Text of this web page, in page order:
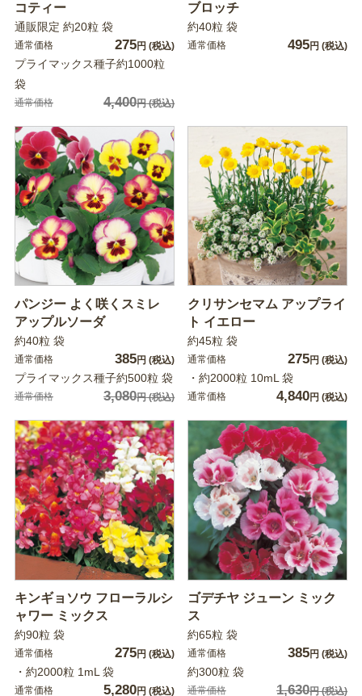
コティー
通販限定 約20粒 袋
通常価格 275円 (税込)
プライマックス種子約1000粒
袋
通常価格 4,400円(税込)
ブロッチ
約40粒 袋
通常価格 495円 (税込)
パンジー よく咲くスミレ
アップルソーダ
約40粒 袋
通常価格 385円 (税込)
プライマックス種子約500粒 袋
通常価格 3,080円(税込)
クリサンセマム アップライ
ト イエロー
約45粒 袋
通常価格 275円 (税込)
・約2000粒 10mL 袋
通常価格 4,840円 (税込)
キンギョソウ フローラルシ
ャワー ミックス
約90粒 袋
通常価格 275円 (税込)
・約2000粒 1mL 袋
通常価格 5,280円 (税込)
ゴデチヤ ジューン ミック
ス
約65粒 袋
通常価格 385円 (税込)
約300粒 袋
通常価格 1,630円(税込)